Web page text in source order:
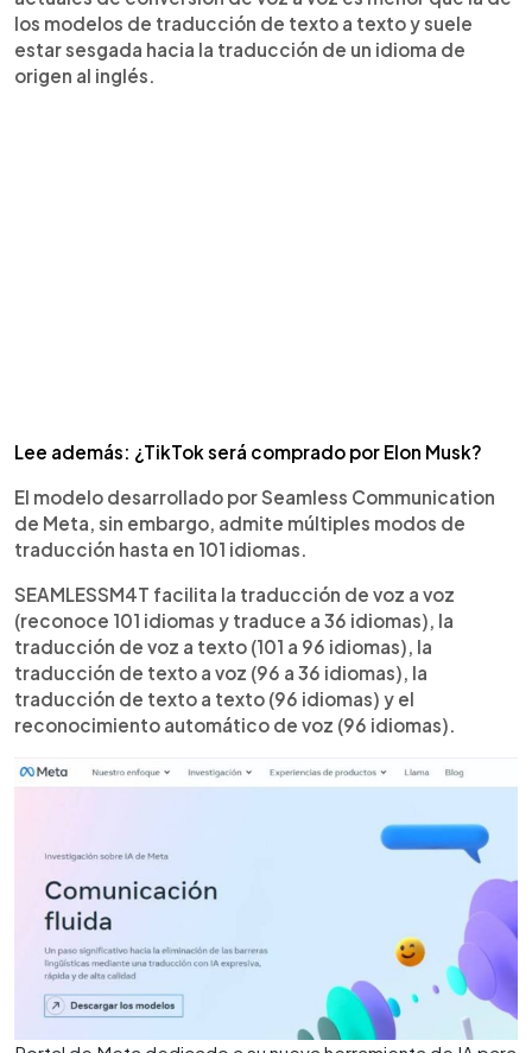
los modelos de traducción de texto a texto y suele
estar sesgada hacia la traducción de un idioma de
origen al inglés.
Lee además: ¿TikTok será comprado por Elon Musk?
El modelo desarrollado por Seamless Communication
de Meta, sin embargo, admite múltiples modos de
traducción hasta en 101 idiomas.
SEAMLESSM4T facilita la traducción de voz a voz
(reconoce 101 idiomas y traduce a 36 idiomas), la
traducción de voz a texto (101 a 96 idiomas), la
traducción de texto a voz (96 a 36 idiomas), la
traducción de texto a texto (96 idiomas) y el
reconocimiento automático de voz (96 idiomas).